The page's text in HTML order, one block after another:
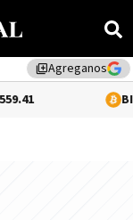
library_addAgreganos
BITCOIN